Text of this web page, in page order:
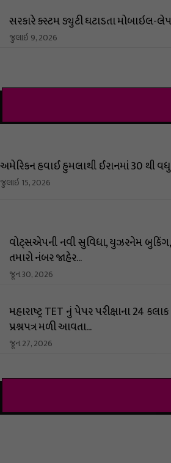
સરકારે કસ્ટમ ડ્યુટી ઘટાડતા મોબાઇલ-
જુલાઇ 9, 2026
અમેરિકન હવાઈ હુમલાથી ઈરાનમાં 30 થી વધુ
જુલાઇ 15, 2026
વોટ્સએપની નવી સુવિધા, યુઝરનેમ
તમારો નંબર જાહેર...
જૂન 30, 2026
મહારાષ્ટ્ર TET નું પેપર પરીક્ષાના 24
પ્રશ્નપત્ર મળી આવતા...
જૂન 27, 2026